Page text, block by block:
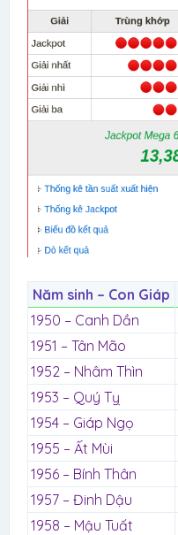
Năm sinh – Con Giáp
1950 – Canh Dần
1951 – Tân Mão
1952 – Nhâm Thìn
1953 – Quý Tỵ
1954 – Giáp Ngọ
1955 – Ất Mùi
1956 – Bính Thân
1957 – Đinh Dậu
1958 – Mậu Tuất